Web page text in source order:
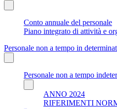
Conto annuale del personale
Piano integrato di attività e
Personale non a tempo in
Personale non a tempo
ANNO 2024
RIFERIMENTI